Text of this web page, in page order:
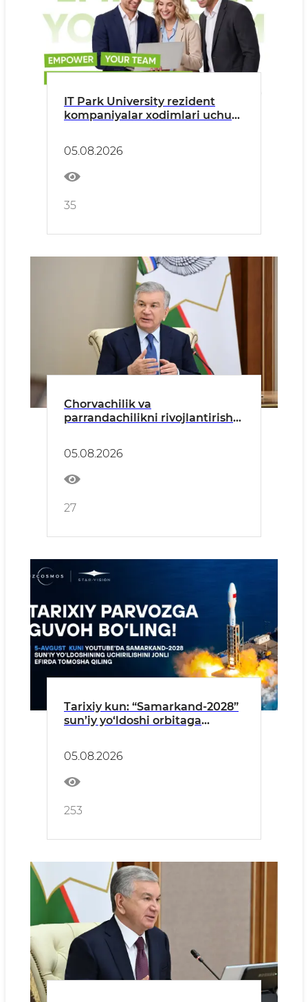
IT Park University rezident
kompaniyalar xodimlari uchun
05.08.2026
35
Chorvachilik va
parrandachilikni rivojlantirish
05.08.2026
27
Tarixiy kun: “Samarkand-2028”
sun’iy yo‘ldoshi orbitaga
05.08.2026
253